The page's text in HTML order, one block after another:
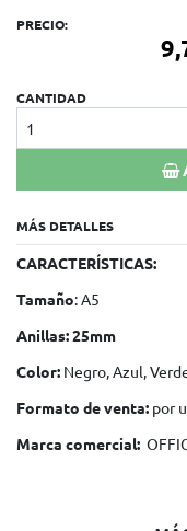
PRECIO:
CANTIDAD
1
MÁS DETALLES
CARACTERÍSTICAS:
Tamaño: A5
Anillas: 25mm
Color: Negro, Azul,
Formato de venta: por
Marca comercial: